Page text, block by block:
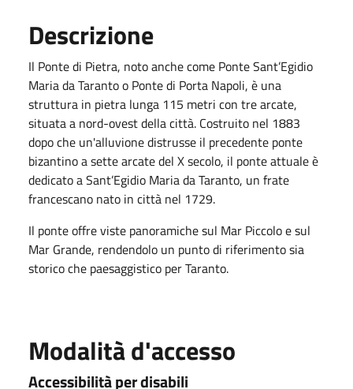
Descrizione
Il Ponte di Pietra, noto anche come Ponte Sant’Egidio
Maria da Taranto o Ponte di Porta Napoli, è una
struttura in pietra lunga 115 metri con tre arcate,
situata a nord-ovest della città. Costruito nel 1883
dopo che un'alluvione distrusse il precedente ponte
bizantino a sette arcate del X secolo, il ponte attuale è
dedicato a Sant’Egidio Maria da Taranto, un frate
francescano nato in città nel 1729.
Il ponte offre viste panoramiche sul Mar Piccolo e sul
Mar Grande, rendendolo un punto di riferimento sia
storico che paesaggistico per Taranto.
Modalità d'accesso
Accessibilità per disabili